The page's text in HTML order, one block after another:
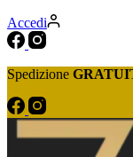
Accedi
Spedizione